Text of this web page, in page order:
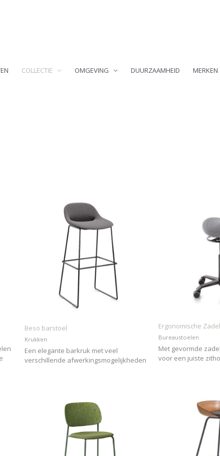
COLLECTIE OMGEVING DUURZAAMHEID MERKEN
Beso barstoel
Krukken
Een elegante barkruk met veel
verschillende afwerkingsmogelijkheden
Ergonomische
Bureaustoelen
Met gevormde
voor een juiste